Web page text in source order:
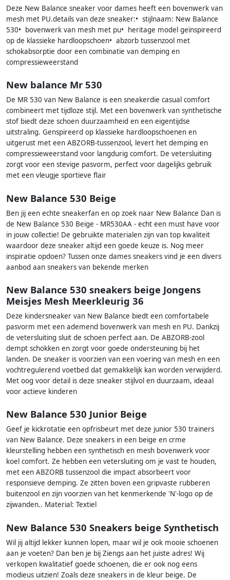
Deze New Balance sneaker voor dames heeft een bovenwerk van
mesh met PU.details van deze sneaker:• stijlnaam: New Balance
530• bovenwerk van mesh met pu• heritage model geïnspireerd
op de klassieke hardloopschoen• abzorb tussenzool met
schokabsorptie door een combinatie van demping en
compressieweerstand
New balance Mr 530
De MR 530 van New Balance is een sneakerdie casual comfort
combineert met tijdloze stijl. Met een bovenwerk van synthetische
stof biedt deze schoen duurzaamheid en een eigentijdse
uitstraling. Genspireerd op klassieke hardloopschoenen en
uitgerust met een ABZORB-tussenzool, levert het demping en
compressieweerstand voor langdurig comfort. De vetersluiting
zorgt voor een stevige pasvorm, perfect voor dagelijks gebruik
met een vleugje sportieve flair
New Balance 530 Beige
Ben jij een echte sneakerfan en op zoek naar New Balance Dan is
de New Balance 530 Beige - MR530AA - echt een must have voor
in jouw collectie! De gebruikte materialen zijn van top kwaliteit
waardoor deze sneaker altijd een goede keuze is. Nog meer
inspiratie opdoen? Tussen onze dames sneakers vind je een divers
aanbod aan sneakers van bekende merken
New Balance 530 sneakers beige Jongens
Meisjes Mesh Meerkleurig 36
Deze kindersneaker van New Balance biedt een comfortabele
pasvorm met een ademend bovenwerk van mesh en PU. Dankzij
de vetersluiting sluit de schoen perfect aan. De ABZORB-zool
dempt schokken en zorgt voor goede ondersteuning bij het
landen. De sneaker is voorzien van een voering van mesh en een
vochtregulerend voetbed dat gemakkelijk kan worden verwijderd.
Met oog voor detail is deze sneaker stijlvol en duurzaam, ideaal
voor actieve kinderen
New Balance 530 Junior Beige
Geef je kickrotatie een opfrisbeurt met deze junior 530 trainers
van New Balance. Deze sneakers in een beige en crme
kleurstelling hebben een synthetisch en mesh bovenwerk voor
koel comfort. Ze hebben een vetersluiting om je vast te houden,
met een ABZORB tussenzool die impact absorbeert voor
responsieve demping. Ze zitten boven een gripvaste rubberen
buitenzool en zijn voorzien van het kenmerkende 'N'-logo op de
zijwanden.. Material: Textiel
New Balance 530 Sneakers beige Synthetisch
Wil jij altijd lekker kunnen lopen, maar wil je ook mooie schoenen
aan je voeten? Dan ben je bij Ziengs aan het juiste adres! Wij
verkopen kwalitatief goede schoenen, die er ook nog eens
modieus uitzien! Zoals deze sneakers in de kleur beige. De